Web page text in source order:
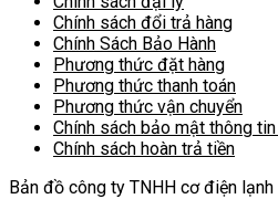
Chính sách đổi trả hàng
Chính Sách Bảo Hành
Phương thức đặt hàng
Phương thức thanh toán
Phương thức vận chuyển
Chính sách bảo mật thông tin
Chính sách hoàn trả tiền
Bản đồ công ty TNHH cơ điện lạnh